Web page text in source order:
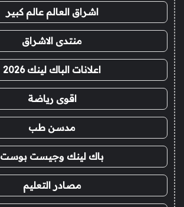
اشراق العالم عالم كبير
منتدى الاشراق
اعلانات الباك لينك 2026
اقوى رياضة
مدسن طب
باك لينك وجيست بوست
مصادر التعليم